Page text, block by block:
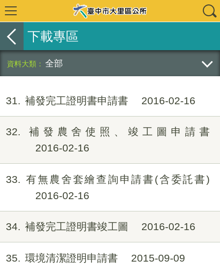
下載專區
全部
31 補發完工證明書申請書 2016-02-16
32
補發農舍使照、竣工圖申請書
2016-02-16
33
有無農舍套繪查詢申請書(含委託書)
2016-02-16
34 補發完工證明書竣工圖 2016-02-16
35 環境清潔證明申請書 2015-09-09